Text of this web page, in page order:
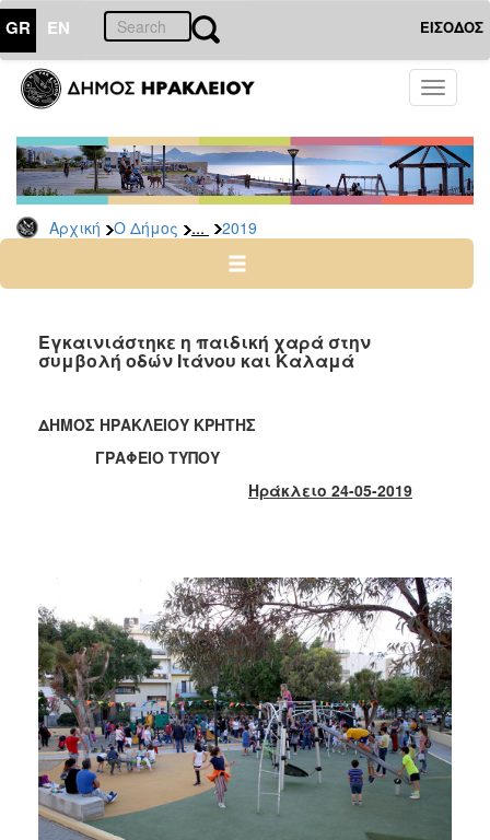
GR EN ΕΙΣΟΔΟΣ
Toggle
Αρχική Ο Δήμος ... 2019
ΔΗΜΟΣ
Δελτία
Τύπου
Αρχείο
2026
2024
2022
2020
2019
2013
2012
2011
2010
2006
Εγκαινιάστηκε η παιδική χαρά στην
συμβολή οδών Ιτάνου και Καλαμά
ΔΗΜΟΣ ΗΡΑΚΛΕΙΟΥ ΚΡΗΤΗΣ
ΓΡΑΦΕΙΟ ΤΥΠΟΥ
Ηράκλειο 24-05-2019